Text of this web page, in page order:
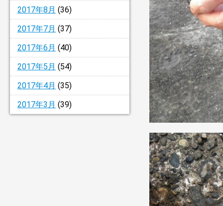
2017年8月 (36)
2017年7月 (37)
2017年6月 (40)
2017年5月 (54)
2017年4月 (35)
2017年3月 (39)